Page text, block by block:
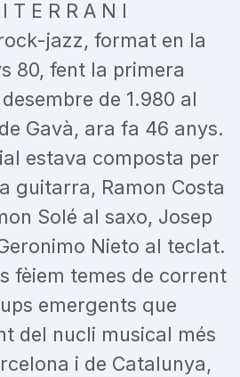
T E R R A N I
jazz, format en la
80, fent la primera
de 1.980 al
Gavà, ara fa 46 anys.
estava composta per
guitarra, Ramon Costa
Solé al saxo, Josep
Nieto al teclat.
fèiem temes de corrent
emergents que
del nucli musical més
i de Catalunya,